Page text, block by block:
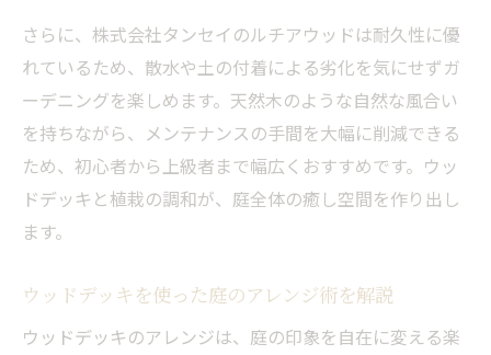
さらに、株式会社タンセイのルチアウッドは耐久性に優
れているため、散水や土の付着による劣化を気にせずガ
ーデニングを楽しめます。天然木のような自然な風合い
を持ちながら、メンテナンスの手間を大幅に削減できる
ため、初心者から上級者まで幅広くおすすめです。ウッ
ドデッキと植栽の調和が、庭全体の癒し空間を作り出し
ます。
ウッドデッキを使った庭のアレンジ術を解説
ウッドデッキのアレンジは、庭の印象を自在に変える楽